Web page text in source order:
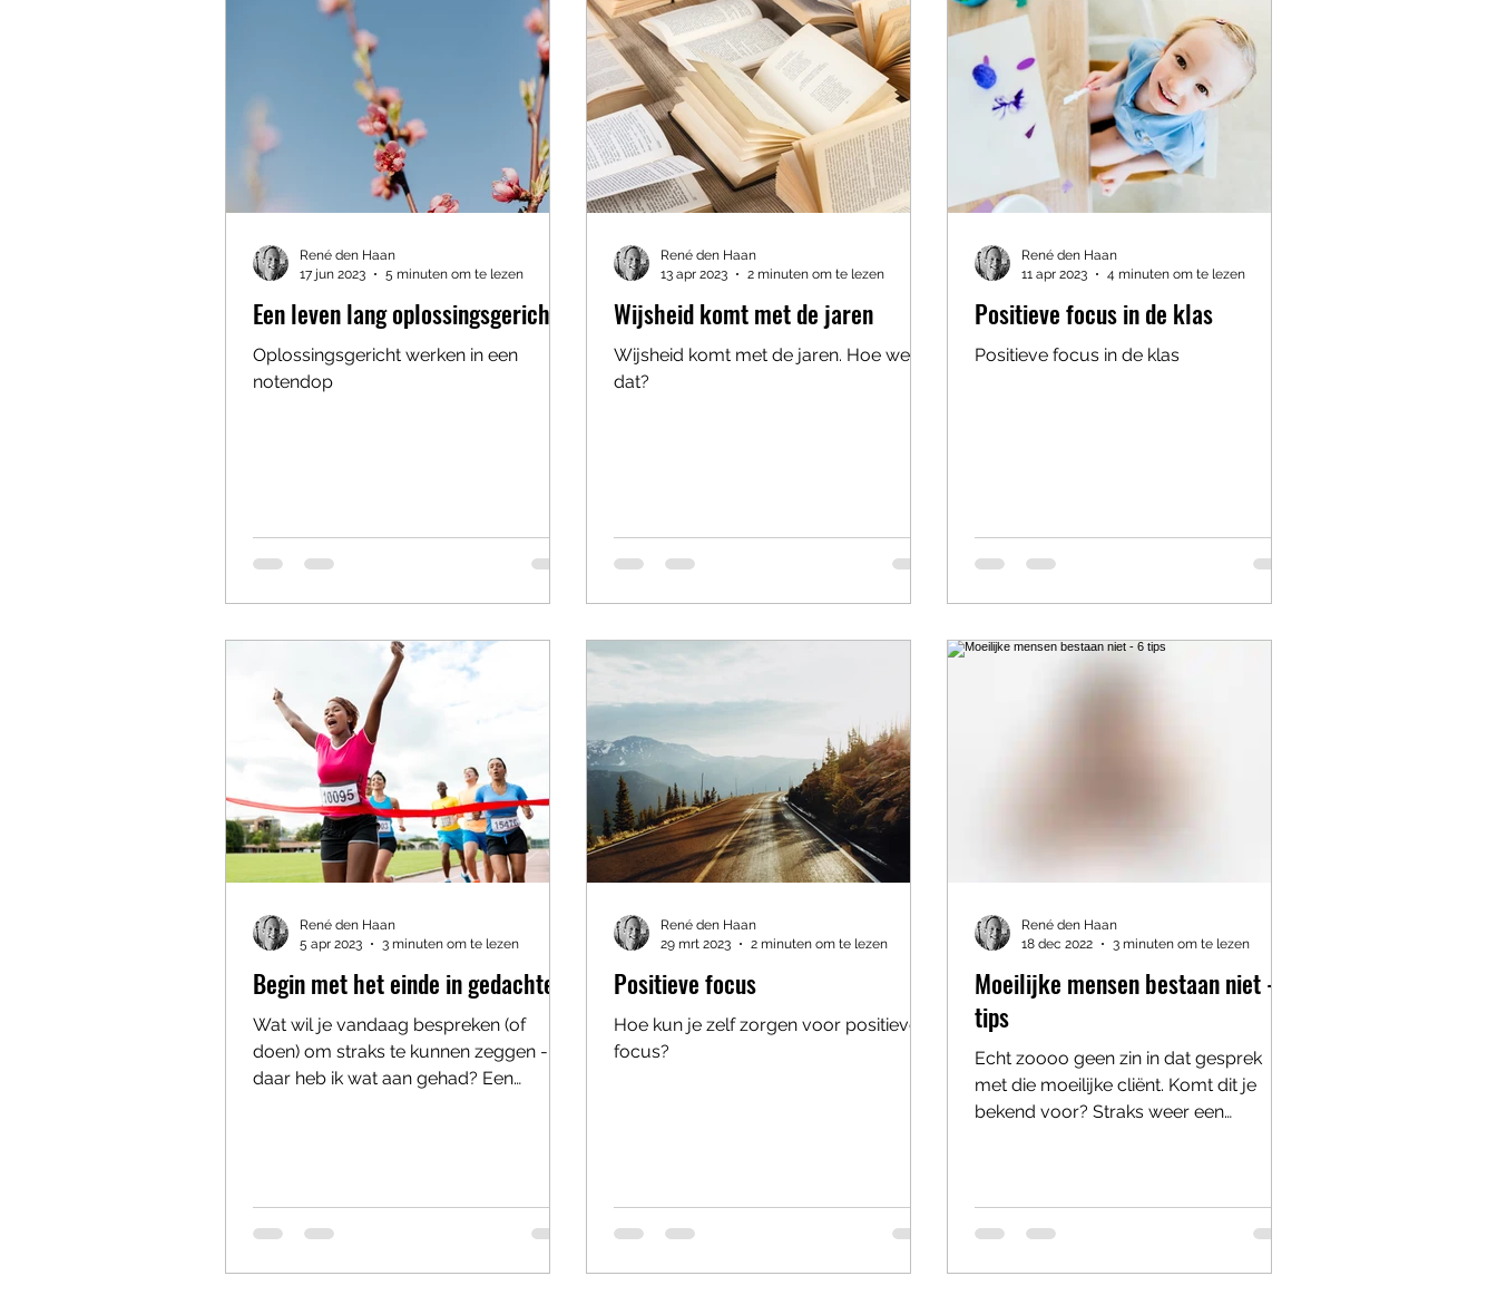
Een leven lang oplossingsgericht
Oplossingsgericht werken in een
notendop
René den Haan
17 jun 2023
5 minuten om te lezen
Wijsheid komt met de jaren
Wijsheid komt met de jaren. Hoe werkt
dat?
René den Haan
13 apr 2023
2 minuten om te lezen
Positieve focus in de klas
Positieve focus in de klas
René den Haan
11 apr 2023
4 minuten om te lezen
Begin met het einde in gedachten
Wat wil je vandaag bespreken (of
doen) om straks te kunnen zeggen -
daar heb ik wat aan gehad? Een
René den Haan
5 apr 2023
3 minuten om te lezen
Positieve focus
Hoe kun je zelf zorgen voor positieve
focus?
René den Haan
29 mrt 2023
2 minuten om te lezen
Moeilijke mensen bestaan niet - 6
tips
Echt zoooo geen zin in dat gesprek
met die moeilijke cliënt. Komt dit je
bekend voor? Straks weer een
René den Haan
18 dec 2022
3 minuten om te lezen